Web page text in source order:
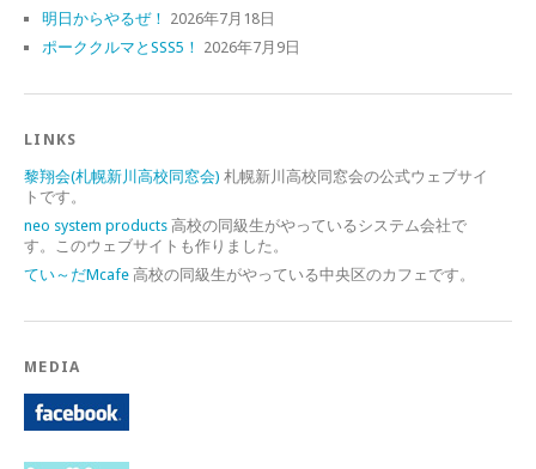
明日からやるぜ！ 2026年7月18日
ポーククルマとSSS5！ 2026年7月9日
LINKS
黎翔会(札幌新川高校同窓会) 札幌新川高校同窓会の公式ウェブサイ
トです。
neo system products 高校の同級生がやっているシステム会社で
す。このウェブサイトも作りました。
てい～だMcafe 高校の同級生がやっている中央区のカフェです。
MEDIA